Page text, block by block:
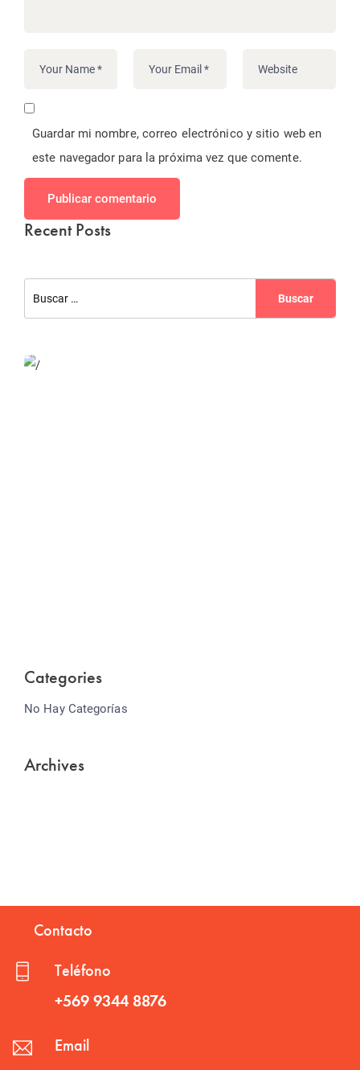
Guardar mi nombre, correo electrónico y sitio web en
este navegador para la próxima vez que comente.
Publicar comentario
Recent Posts
Categories
No Hay Categorías
Archives
Contacto
Teléfono
+569 9344 8876
Email